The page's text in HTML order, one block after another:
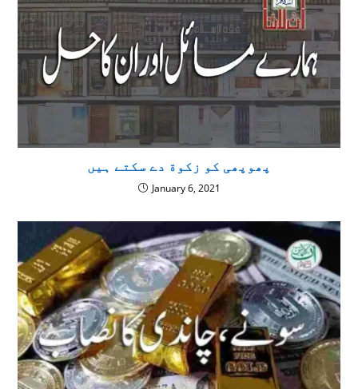
پھوپھی کو زکوة دے سکتے ہیں
January 6, 2021